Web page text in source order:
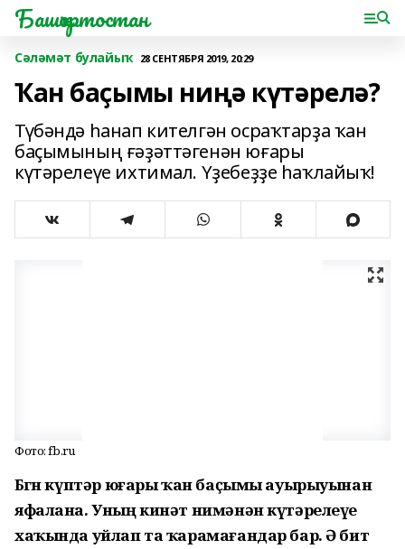
Башҡортостан
Сәләмәт булайыҡ 28 СЕНТЯБРЯ 2019, 20:29
Ҡан баҫымы ниңә күтәрелә?
Түбәндә һанап кителгән осраҡтарҙа ҡан
баҫымының ғәҙәттәгенән юғары
күтәрелеүе ихтимал. Үҙебеҙҙе һаҡлайыҡ!
Фото: fb.ru
Бөгөн күптәр юғары ҡан баҫымы ауырыуынан
яфалана. Уның кинәт нимәнән күтәрелеүе
хаҡында уйлап та ҡарамағандар бар. Ә бит